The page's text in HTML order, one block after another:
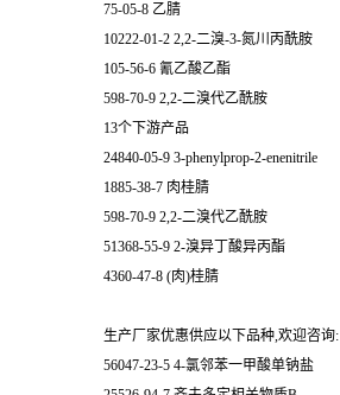
75-05-8 乙腈
10222-01-2 2,2-二溴-3-氮川丙酰胺
105-56-6 氰乙酸乙酯
598-70-9 2,2-二溴代乙酰胺
13个下游产品
24840-05-9 3-phenylprop-2-enenitrile
1885-38-7 肉桂腈
598-70-9 2,2-二溴代乙酰胺
51368-55-9 2-溴异丁酸异丙酯
4360-47-8 (肉)桂腈
生产厂家优惠供应以下品种,欢迎咨询:
56047-23-5 4-氯邻苯一甲酸单钠盐